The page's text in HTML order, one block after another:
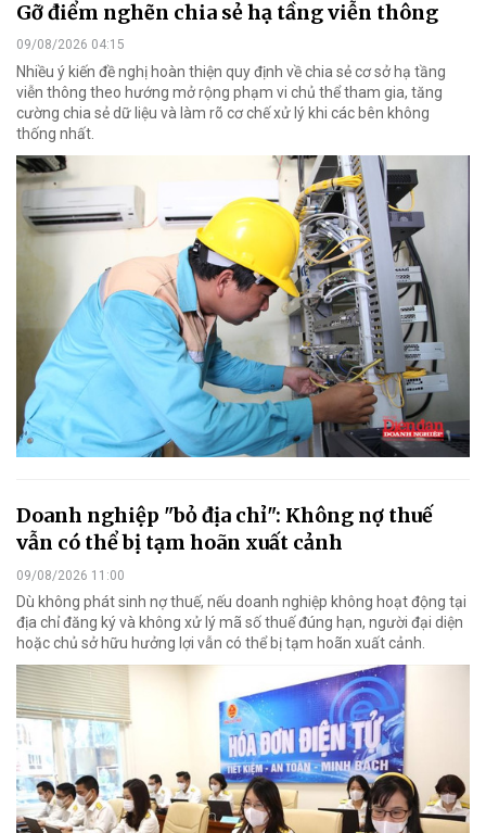
Gỡ điểm nghẽn chia sẻ hạ tầng viễn thông
09/08/2026 04:15
Nhiều ý kiến đề nghị hoàn thiện quy định về chia sẻ cơ sở hạ tầng
viễn thông theo hướng mở rộng phạm vi chủ thể tham gia, tăng
cường chia sẻ dữ liệu và làm rõ cơ chế xử lý khi các bên không
thống nhất.
Doanh nghiệp "bỏ địa chỉ": Không nợ thuế
vẫn có thể bị tạm hoãn xuất cảnh
09/08/2026 11:00
Dù không phát sinh nợ thuế, nếu doanh nghiệp không hoạt động tại
địa chỉ đăng ký và không xử lý mã số thuế đúng hạn, người đại diện
hoặc chủ sở hữu hưởng lợi vẫn có thể bị tạm hoãn xuất cảnh.